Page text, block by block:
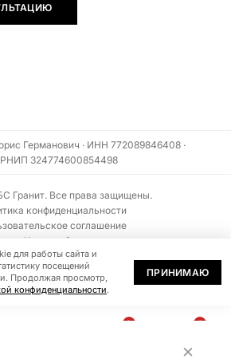
ЗАКАЗ
Германович · ИНН 772089846408 ·
324774600854498
Гранит. Все права защищены.
конфиденциальности
соглашение
Карта сайта
является публичной офертой (ст. 437 ГК РФ)
0
Корзина
0
×
для работы сайта и
посещений
Продолжая просмотр,
конфиденциальности.
ПРИНИМАЮ